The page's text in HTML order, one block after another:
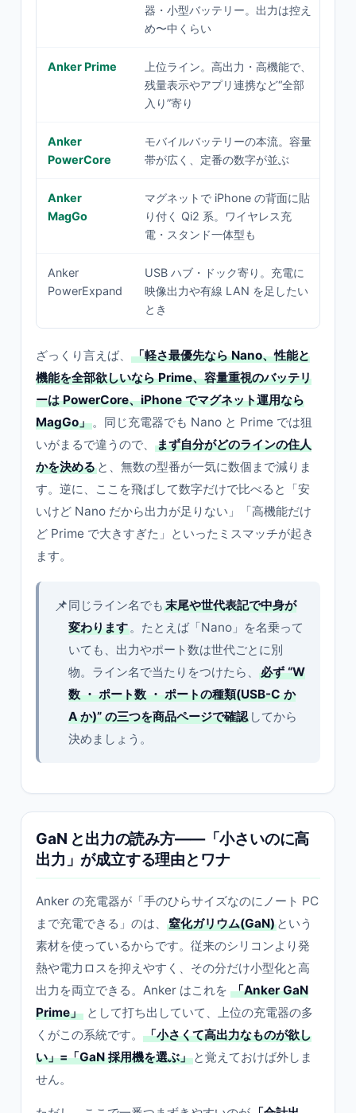
器・小型バッテリー。出力は控え
め〜中くらい
Anker Prime
上位ライン。高出力・高機能で、
残量表示やアプリ連携など“全部
入り”寄り
Anker
PowerCore
モバイルバッテリーの本流。容量
帯が広く、定番の数字が並ぶ
Anker
MagGo
マグネットで iPhone の背面に貼
り付く Qi2 系。ワイヤレス充
電・スタンド一体型も
Anker
PowerExpand
USB ハブ・ドック寄り。充電に
映像出力や有線 LAN を足したい
とき
ざっくり言えば、
「軽さ最優先なら Nano、性能と
機能を全部欲しいなら Prime、容量重視のバッテリ
ーは PowerCore、iPhone でマグネット運用なら
MagGo」。同じ充電器でも Nano と Prime では狙
いがまるで違うので、
まず自分がどのラインの住人
かを決める と、無数の型番が一気に数個まで減りま
す。逆に、ここを飛ばして数字だけで比べると「安
いけど Nano だから出力が足りない」「高機能だけ
ど Prime で大きすぎた」といったミスマッチが起き
ます。
📌同じライン名でも 末尾や世代表記で中身が
変わります。たとえば「Nano」を名乗って
いても、出力やポート数は世代ごとに別
物。ライン名で当たりをつけたら、
必ず “W
数 ・ ポート数 ・ ポートの種類(USB-C か
A か)” の三つを商品ページで確認 してから
決めましょう。
GaN と出力の読み方——「小さいのに高
出力」が成立する理由とワナ
Anker の充電器が「手のひらサイズなのにノート PC
まで充電できる」のは、
窒化ガリウム(GaN) という
素材を使っているからです。従来のシリコンより発
熱や電力ロスを抑えやすく、その分だけ小型化と高
出力を両立できる。Anker はこれを 「Anker GaN
Prime」 として打ち出していて、上位の充電器の多
くがこの系統です。
「小さくて高出力なものが欲し
い」=「GaN 採用機を選ぶ」 と覚えておけば外しま
せん。